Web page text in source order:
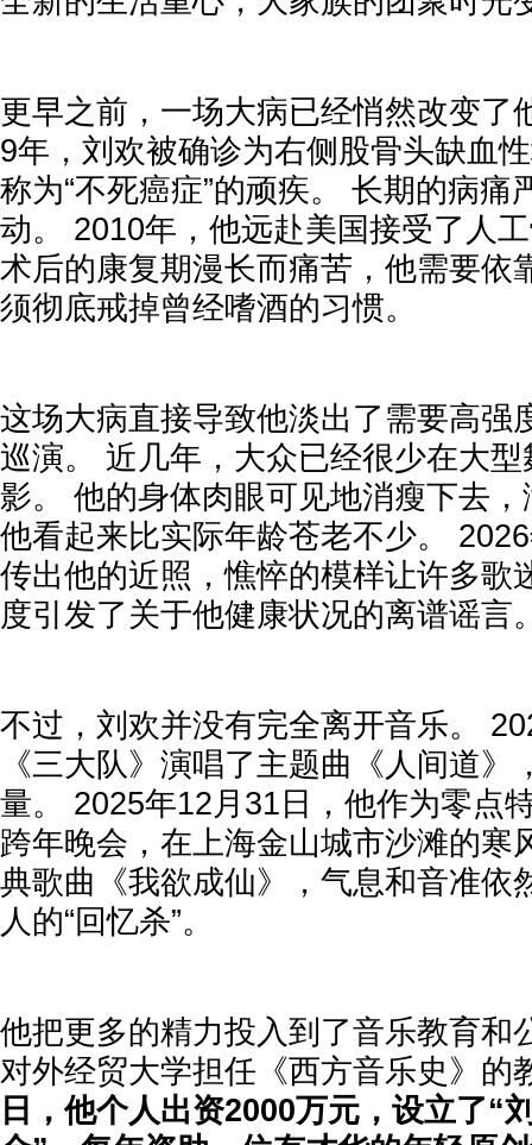
更早之前，一场大病已经悄然改变了
9年，刘欢被确诊为右侧股骨头缺血
称为“不死癌症”的顽疾。 长期的病痛
动。 2010年，他远赴美国接受了人
术后的康复期漫长而痛苦，他需要依
须彻底戒掉曾经嗜酒的习惯。
这场大病直接导致他淡出了需要高强
巡演。 近几年，大众已经很少在大
影。 他的身体肉眼可见地消瘦下去
他看起来比实际年龄苍老不少。
传出他的近照，憔悴的模样让许多歌
度引发了关于他健康状况的离谱谣言
不过，刘欢并没有完全离开音乐。
《三大队》演唱了主题曲《人间道》
量。 2025年12月31日，他作为零点
跨年晚会，在上海金山城市沙滩的寒
典歌曲《我欲成仙》，气息和音准依
人的“回忆杀”。
他把更多的精力投入到了音乐教育和
对外经贸大学担任《西方音乐史》的
日，他个人出资2000万元，设立了“